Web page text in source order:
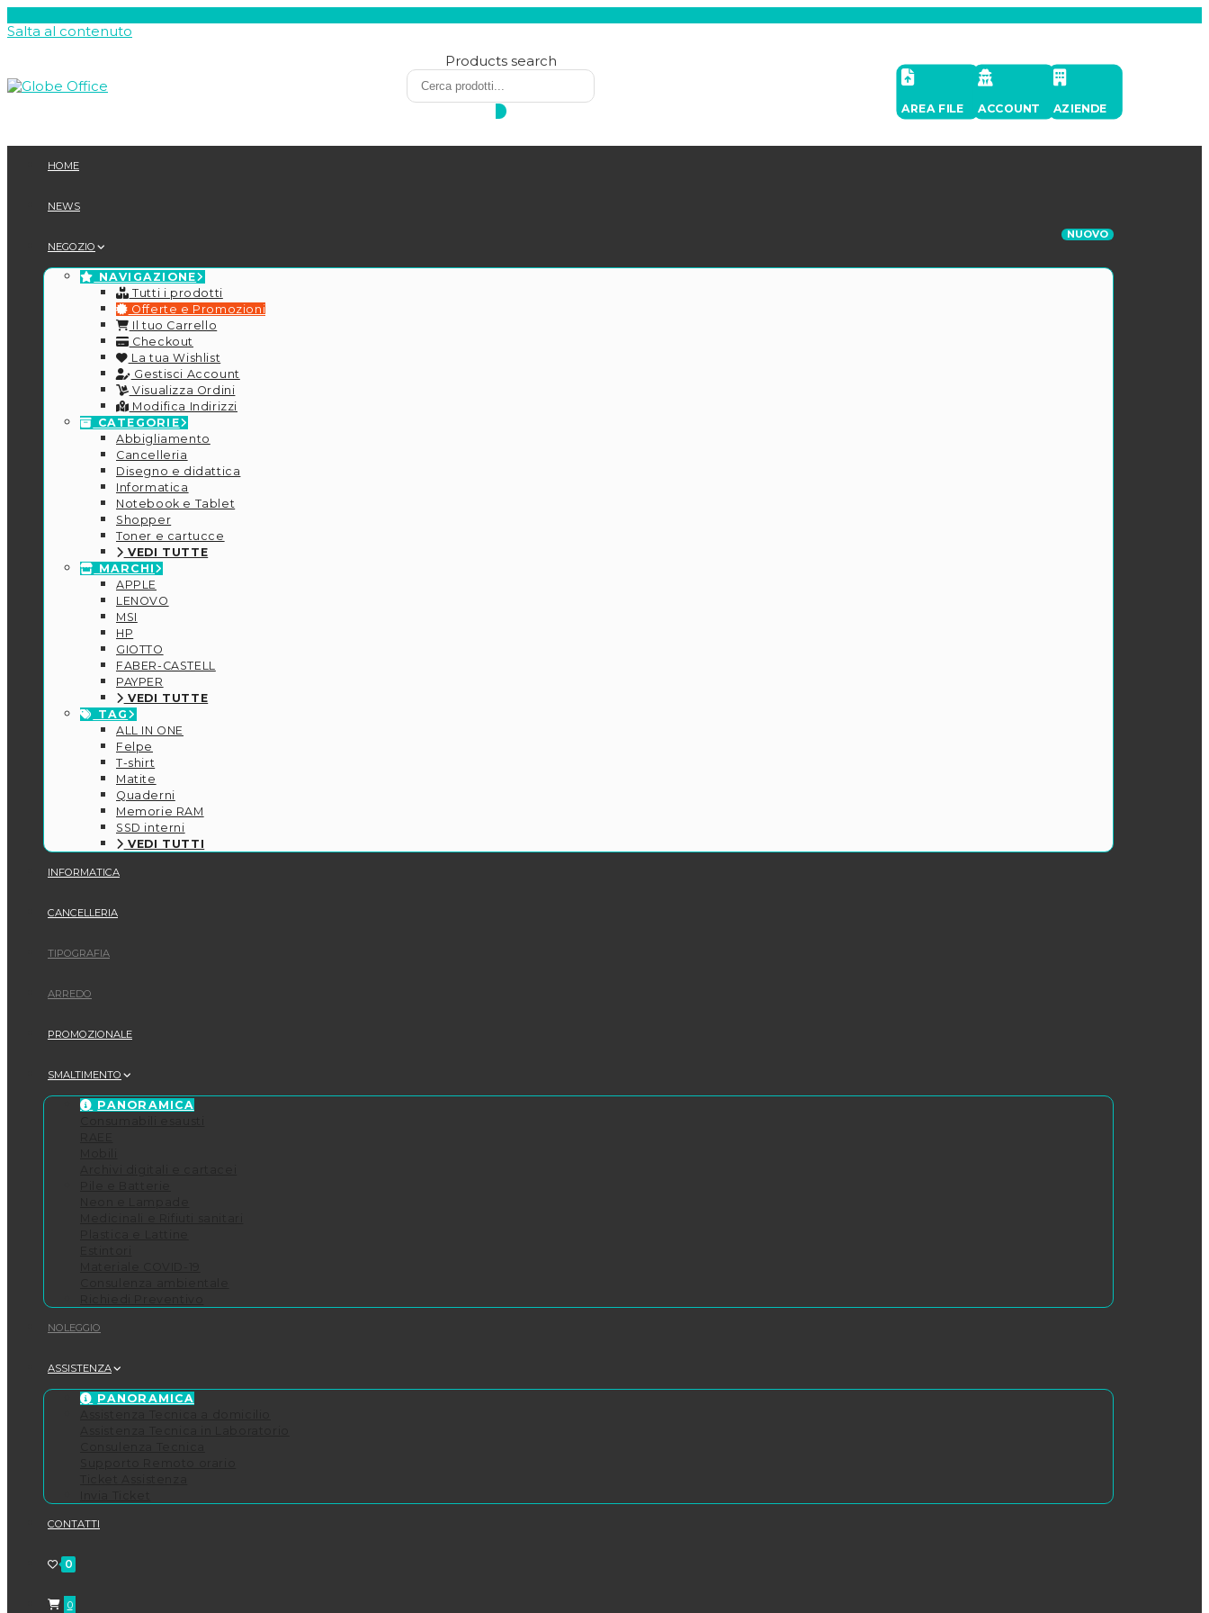
Salta al contenuto
Products search
AREA FILE ACCOUNT AZIENDE
HOME
NEWS
NEGOZIO
NAVIGAZIONE
Tutti i prodotti
Offerte e Promozioni
Il tuo Carrello
Checkout
La tua Wishlist
Gestisci Account
Visualizza Ordini
Modifica Indirizzi
CATEGORIE
Abbigliamento
Cancelleria
Disegno e didattica
Informatica
Notebook e Tablet
Shopper
Toner e cartucce
VEDI TUTTE
MARCHI
APPLE
LENOVO
MSI
HP
GIOTTO
FABER-CASTELL
PAYPER
VEDI TUTTE
TAG
ALL IN ONE
Felpe
T-shirt
Matite
Quaderni
Memorie RAM
SSD interni
VEDI TUTTI
INFORMATICA
CANCELLERIA
TIPOGRAFIA
ARREDO
PROMOZIONALE
SMALTIMENTO
PANORAMICA
NOLEGGIO
ASSISTENZA
PANORAMICA
CONTATTI
0
0